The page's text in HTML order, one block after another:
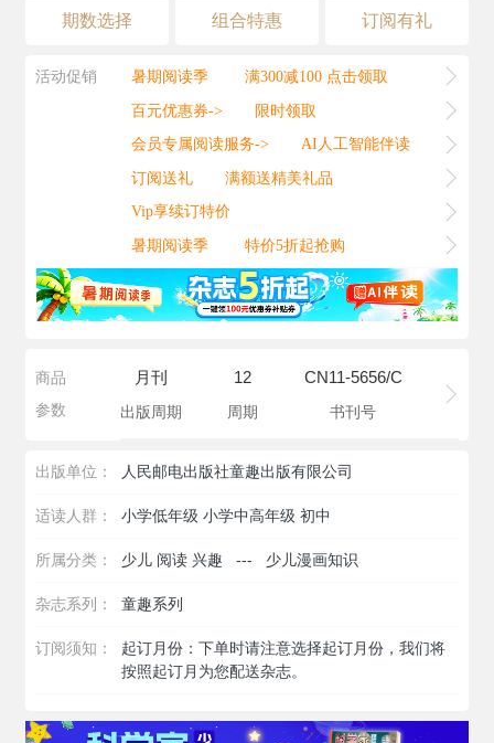
期数选择 组合特惠 订阅有礼
活动促销 暑期阅读季
满300减100 点击领取
百元优惠券->
限时领取
会员专属阅读服务->
AI人工智能伴读
订阅送礼
满额送精美礼品
Vip享续订特价
暑期阅读季
特价5折起抢购
商品
参数
月刊
出版周期
12
周期
CN11-5656/C
书刊号
出版单位： 人民邮电出版社童趣出版有限公司
适读人群： 小学低年级 小学中高年级 初中
所属分类： 少儿 阅读 兴趣 --- 少儿漫画知识
杂志系列： 童趣系列
订阅须知：
起订月份：下单时请注意选择起订月份，我们将
按照起订月为您配送杂志。